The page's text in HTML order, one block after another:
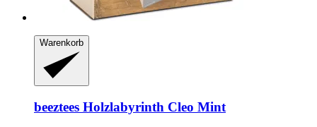
Warenkorb
beeztees Holzlabyrinth Cleo Mint